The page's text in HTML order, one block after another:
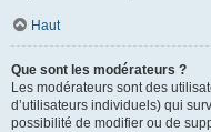
Haut
Que sont les modérateurs ?
Les modérateurs sont des
d’utilisateurs individuels) qui
possibilité de modifier ou de